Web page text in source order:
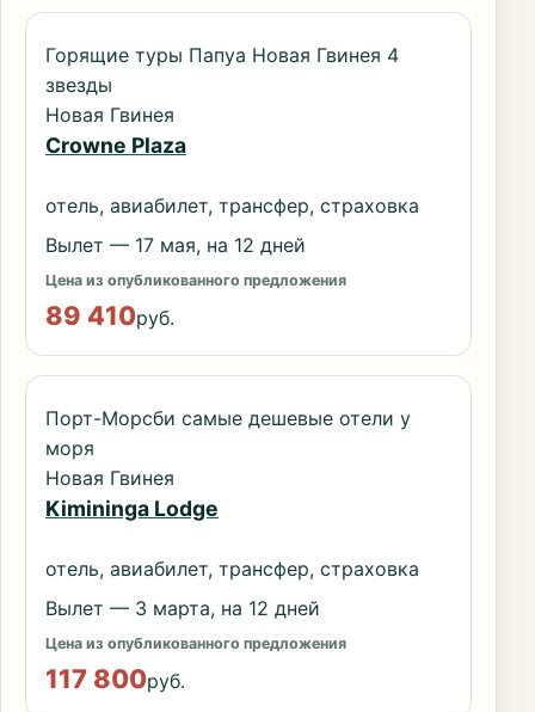
Горящие туры Папуа Новая Гвинея 4
звезды
Новая Гвинея
Crowne Plaza
отель, авиабилет, трансфер, страховка
Вылет — 17 мая, на 12 дней
Цена из опубликованного предложения
89 410руб.
Порт-Морсби самые дешевые отели у
моря
Новая Гвинея
Kimininga Lodge
отель, авиабилет, трансфер, страховка
Вылет — 3 марта, на 12 дней
Цена из опубликованного предложения
117 800руб.